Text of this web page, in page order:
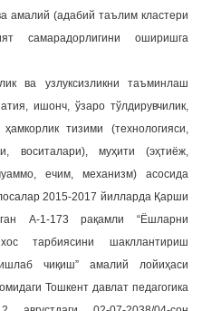
амалий (адабий таълим кластери
самарадорлигини оширишга
ва узлуксизликни таъминлаш
ишонч, ўзаро тўлдирувчилик,
тизими (технологияси,
воситалари), муҳити (эҳтиёж,
ечим, механизм) асосида
2015-2017 йилларда Қарши
А-1-173 рақамли “Ёшларни
тарбиясини шакллантириш
чиқиш” амалий лойиҳаси
Тошкент давлат педагогика